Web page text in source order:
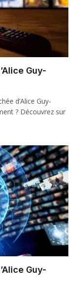
Guy-
d’Alice Guy-
? Découvrez sur
Guy-